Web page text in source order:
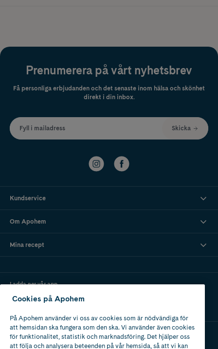
Prenumerera på vårt nyhetsbrev
Få personliga erbjudanden och det senaste inom hälsa och skönhet
direkt i din inbox.
Fyll i mailadress Skicka
Kundservice
Om Apohem
Mina recept
Ladda ner vår app
Apotek med tillstånd
Cookies på Apohem
På Apohem använder vi oss av cookies som är nödvändiga för
att hemsidan ska fungera som den ska. Vi använder även cookies
för funktionalitet, statistik och marknadsföring. Det hjälper oss
att följa och analysera beteenden på vår hemsida, så att vi kan